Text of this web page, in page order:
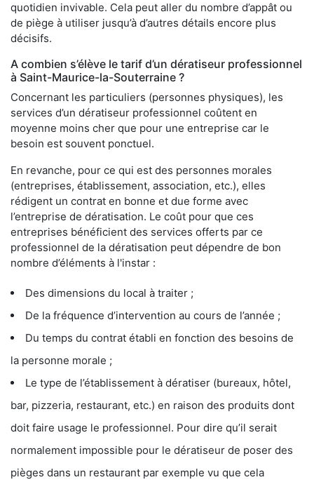
quotidien invivable. Cela peut aller du nombre d’appât ou
de piège à utiliser jusqu’à d’autres détails encore plus
décisifs.
A combien s’élève le tarif d’un dératiseur professionnel
à Saint-Maurice-la-Souterraine ?
Concernant les particuliers (personnes physiques), les
services d’un dératiseur professionnel coûtent en
moyenne moins cher que pour une entreprise car le
besoin est souvent ponctuel.
En revanche, pour ce qui est des personnes morales
(entreprises, établissement, association, etc.), elles
rédigent un contrat en bonne et due forme avec
l’entreprise de dératisation. Le coût pour que ces
entreprises bénéficient des services offerts par ce
professionnel de la dératisation peut dépendre de bon
nombre d’éléments à l'instar :
Des dimensions du local à traiter ;
De la fréquence d’intervention au cours de l’année ;
Du temps du contrat établi en fonction des besoins de
la personne morale ;
Le type de l’établissement à dératiser (bureaux, hôtel,
bar, pizzeria, restaurant, etc.) en raison des produits dont
doit faire usage le professionnel. Pour dire qu’il serait
normalement impossible pour le dératiseur de poser des
pièges dans un restaurant par exemple vu que cela